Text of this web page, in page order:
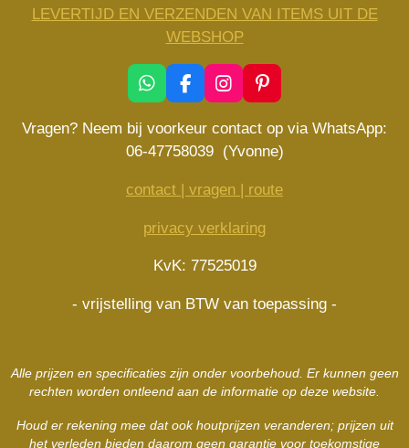
LEVERTIJD EN VERZENDEN VAN ITEMS UIT DE
WEBSHOP
W
h
a
s
p
F
a
c
e
b
o
I
n
s
t
a
r
m
P
i
n
e
e
t
Vragen? Neem bij voorkeur contact op via WhatsApp:
06-47758039 (Yvonne)
contact | vragen | route
privacy verklaring
KvK: 77525019
- vrijstelling van BTW van toepassing -
Alle prijzen en specificaties zijn onder voorbehoud. Er kunnen geen
rechten worden ontleend aan de informatie op deze website.
Houd er rekening mee dat ook houtprijzen veranderen; prijzen uit
het verleden bieden daarom geen garantie voor toekomstige